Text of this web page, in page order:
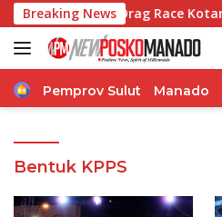
Langsung
ke
konten
Breaking News
di Drag Race Kotamobagu
Home
Pemprov Sulut Manado
Bentuk KPPS